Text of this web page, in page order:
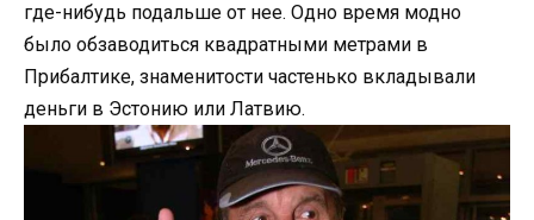
где-нибудь подальше от нее. Одно время модно
было обзаводиться квадратными метрами в
Прибалтике, знаменитости частенько вкладывали
деньги в Эстонию или Латвию.